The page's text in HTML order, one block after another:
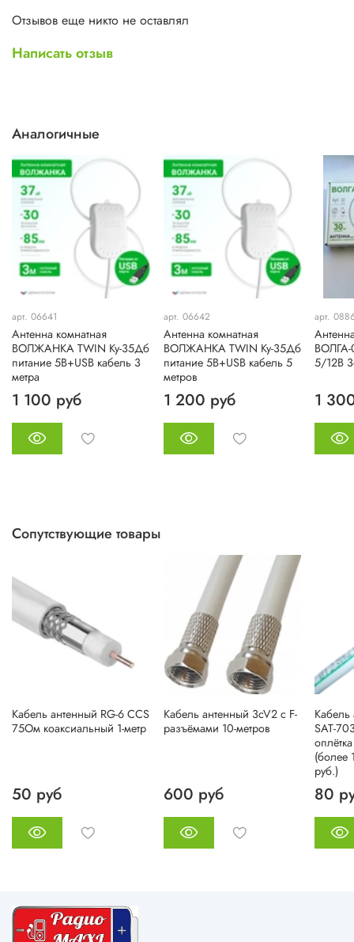
Отзывов еще никто не оставлял
Написать отзыв
Аналогичные
арт. 06641
Антенна комнатная
ВОЛЖАНКА TWIN Ky-35Дб
питание 5В+USB кабель 3
метра
1 100 руб
арт. 06642
Антенна комнатная
ВОЛЖАНКА TWIN Ky-35Дб
питание 5В+USB кабель 5
метров
1 200 руб
арт.
ВОЛГА-
5/12В
1
Сопутствующие товары
Кабель антенный RG-6 CCS
75Ом коаксиальный 1-метр
50 руб
Кабель антенный 3cV2 c F-
разъёмами 10-метров
600 руб
SAT-
(более
руб.)
80